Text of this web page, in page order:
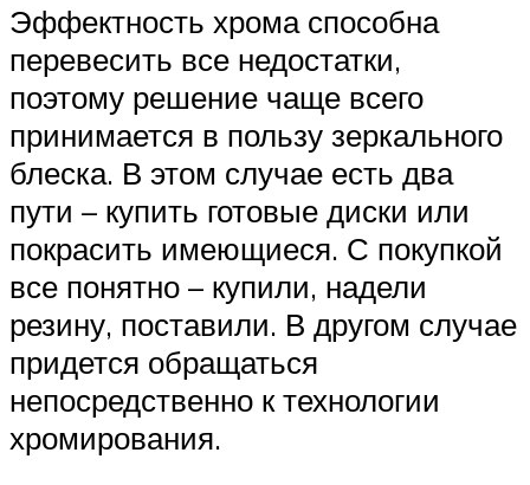
Эффектность хрома способна
перевесить все недостатки,
поэтому решение чаще всего
принимается в пользу зеркального
блеска. В этом случае есть два
пути – купить готовые диски или
покрасить имеющиеся. С покупкой
все понятно – купили, надели
резину, поставили. В другом случае
придется обращаться
непосредственно к технологии
хромирования.